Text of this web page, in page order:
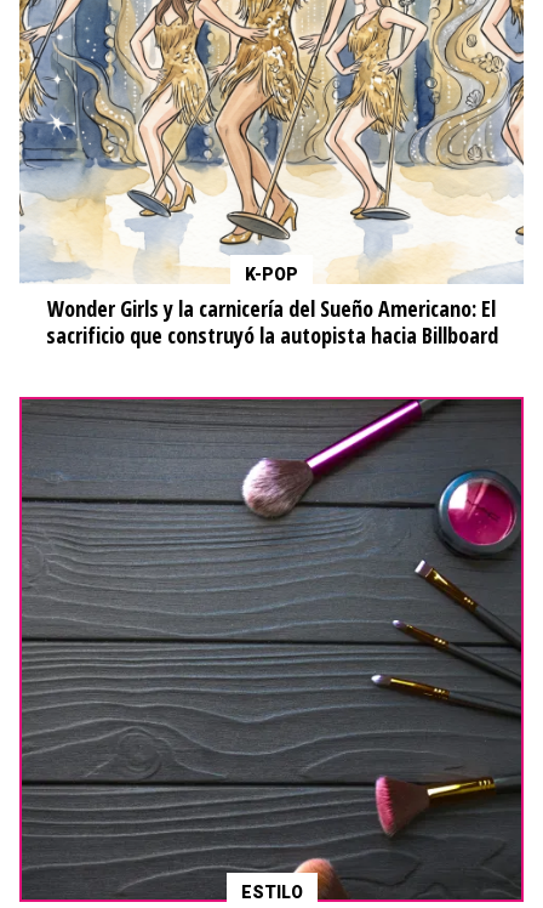
K-POP
Wonder Girls y la carnicería del Sueño Americano: El
sacrificio que construyó la autopista hacia Billboard
ESTILO